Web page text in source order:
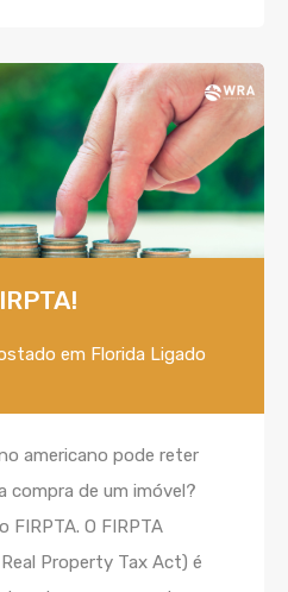
em Florida Ligado
americano pode reter
compra de um imóvel?
FIRPTA. O FIRPTA
Property Tax Act) é